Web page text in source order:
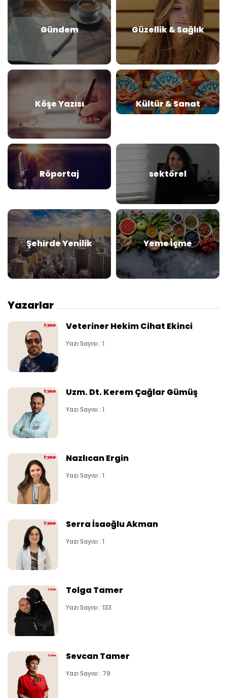
Gündem Güzellik & Sağlık
Köşe Yazısı Kültür & Sanat
Röportaj sektörel
Şehirde Yenilik Yeme İçme
Yazarlar
Veteriner Hekim Cihat Ekinci
Yazı Sayısı : 1
Uzm. Dt. Kerem Çağlar Gümüş
Yazı Sayısı : 1
Nazlıcan Ergin
Yazı Sayısı : 1
Serra İsaoğlu Akman
Yazı Sayısı : 1
Tolga Tamer
Yazı Sayısı : 133
Sevcan Tamer
Yazı Sayısı : 79